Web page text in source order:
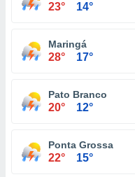
23° 14°
Maringá
28° 17°
Pato Branco
20° 12°
Ponta Grossa
22° 15°